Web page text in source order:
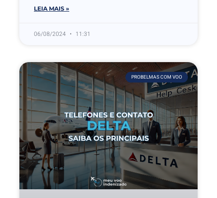
LEIA MAIS »
06/08/2024 11:31
PROBELMAS COM VOO